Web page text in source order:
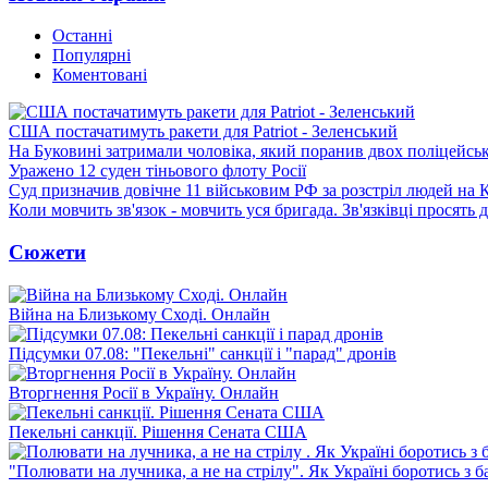
Останні
Популярні
Коментовані
США постачатимуть ракети для Patriot - Зеленський
На Буковині затримали чоловіка, який поранив двох
Уражено 12 суден тіньового флоту Росії
Суд призначив довічне 11 військовим РФ за розстріл людей на
Коли мовчить зв'язок - мовчить уся бригада. Зв'язківці просять
Сюжети
Війна на Близькому Сході. Онлайн
Підсумки 07.08: "Пекельні" санкції і "парад" дронів
Вторгнення Росії в Україну. Онлайн
Пекельні санкції. Рішення Сената США
"Полювати на лучника, а не на стрілу". Як Україні боротись з